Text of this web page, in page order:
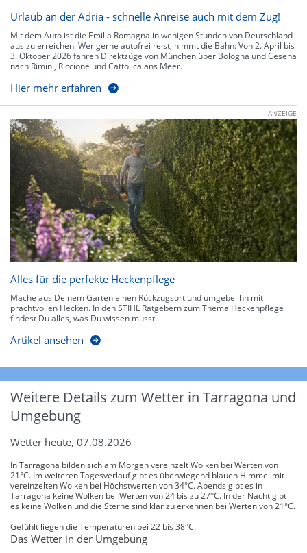
Urlaub an der Adria - schnelle Anreise auch mit dem Zug!
Mit dem Auto ist die Emilia Romagna in wenigen Stunden von Deutschland
aus zu erreichen. Wer gerne autofrei reist, nimmt die Bahn: Von 2. April bis
3. Oktober 2026 fahren Direktzüge von München über Bologna und Cesena
nach Rimini, Riccione und Cattolica ans Meer.
Hier mehr erfahren
ANZEIGE
Alles für die perfekte Heckenpflege
Mache aus Deinem Garten einen Rückzugsort und umgebe ihn mit
prachtvollen Hecken. In den STIHL Ratgebern zum Thema Heckenpflege
findest Du alles, was Du wissen musst.
Artikel ansehen
Weitere Details zum Wetter in Tarragona und
Umgebung
Wetter heute, 07.08.2026
In Tarragona bilden sich am Morgen vereinzelt Wolken bei Werten von
21°C. Im weiteren Tagesverlauf gibt es überwiegend blauen Himmel mit
vereinzelten Wolken bei Höchstwerten von 34°C. Abends gibt es in
Tarragona keine Wolken bei Werten von 24 bis zu 27°C. In der Nacht gibt
es keine Wolken und die Sterne sind klar zu erkennen bei Werten von 21°C.
Gefühlt liegen die Temperaturen bei 22 bis 38°C.
Das Wetter in der Umgebung